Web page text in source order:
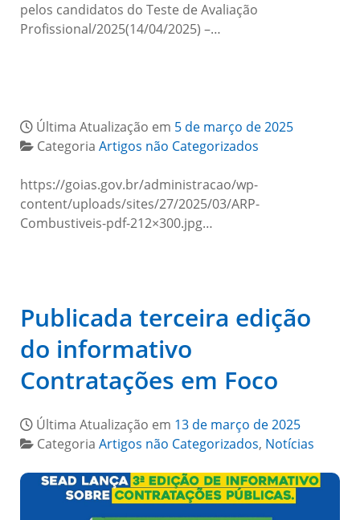
pelos candidatos do Teste de Avaliação
Profissional/2025(14/04/2025) –…
Última Atualização em 5 de março de 2025
Categoria Artigos não Categorizados
https://goias.gov.br/administracao/wp-
content/uploads/sites/27/2025/03/ARP-
Combustiveis-pdf-212×300.jpg…
Publicada terceira edição
do informativo
Contratações em Foco
Última Atualização em 13 de março de 2025
Categoria Artigos não Categorizados, Notícias